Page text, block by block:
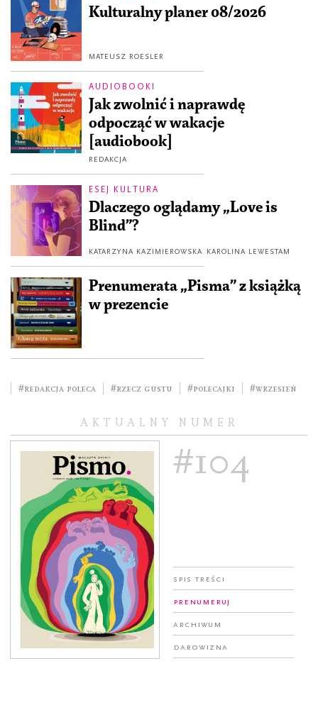
Kulturalny planer 08/2026
MATEUSZ ROESLER
AUDIOBOOKI
Jak zwolnić i naprawdę
odpocząć w wakacje
[audiobook]
REDAKCJA
ESEJ KULTURA
Dlaczego oglądamy „Love is
Blind”?
KATARZYNA KAZIMIEROWSKA KAROLINA LEWESTAM
Prenumerata „Pisma” z książką
w prezencie
#redakcja poleca #rzecz gustu #polecajki #wrzesień
AKTUALNY NUMER
#104
Spis treści
Prenumeruj
Archiwum
Darowizna